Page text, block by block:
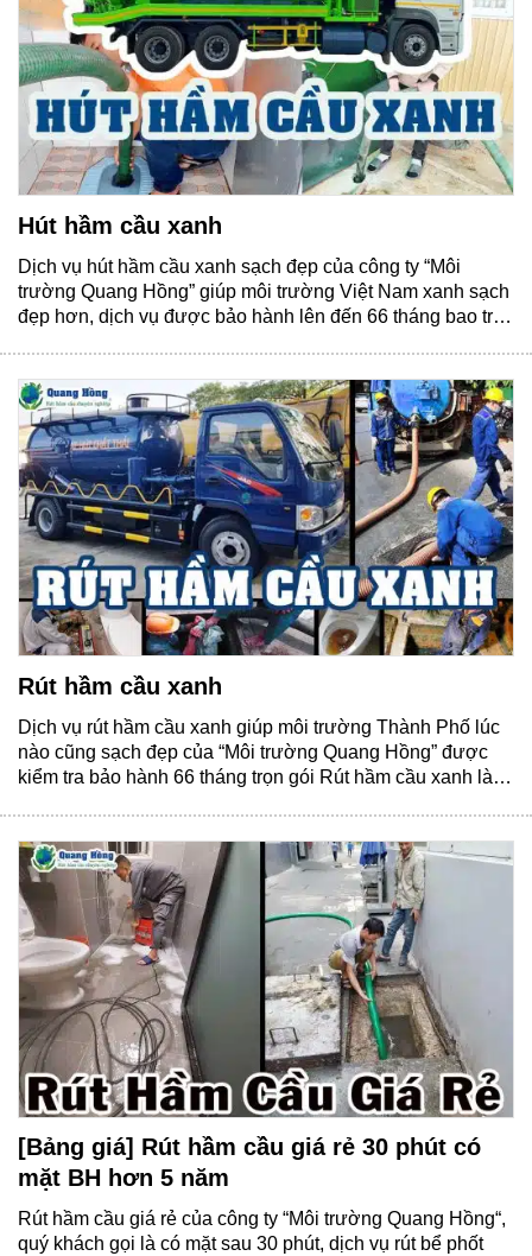
Hút hầm cầu xanh
Dịch vụ hút hầm cầu xanh sạch đẹp của công ty “Môi
trường Quang Hồng” giúp môi trường Việt Nam xanh sạch
đẹp hơn, dịch vụ được bảo hành lên đến 66 tháng bao trọn
Rút hầm cầu xanh
Dịch vụ rút hầm cầu xanh giúp môi trường Thành Phố lúc
nào cũng sạch đẹp của “Môi trường Quang Hồng” được
kiểm tra bảo hành 66 tháng trọn gói Rút hầm cầu xanh là
[Bảng giá] Rút hầm cầu giá rẻ 30 phút có
mặt BH hơn 5 năm
Rút hầm cầu giá rẻ của công ty “Môi trường Quang Hồng“,
quý khách gọi là có mặt sau 30 phút, dịch vụ rút bể phốt